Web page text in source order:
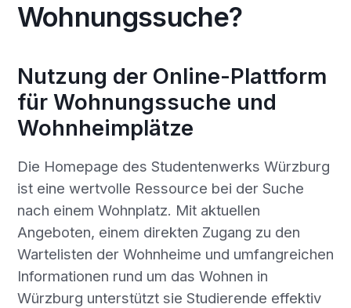
Wohnungssuche?
Nutzung der Online-Plattform
für Wohnungssuche und
Wohnheimplätze
Die Homepage des Studentenwerks Würzburg
ist eine wertvolle Ressource bei der Suche
nach einem Wohnplatz. Mit aktuellen
Angeboten, einem direkten Zugang zu den
Wartelisten der Wohnheime und umfangreichen
Informationen rund um das Wohnen in
Würzburg unterstützt sie Studierende effektiv